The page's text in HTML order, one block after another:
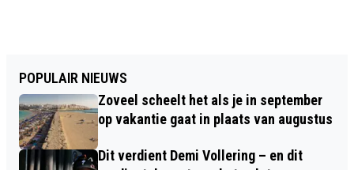
POPULAIR NIEUWS
Zoveel scheelt het als je in september
op vakantie gaat in plaats van augustus
Dit verdient Demi Vollering – en dit